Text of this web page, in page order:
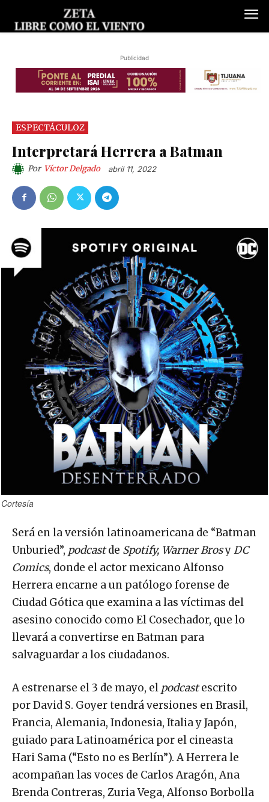
Publicidad
ESPECTÁCULOZ
Interpretará Herrera a Batman
Por Víctor Delgado abril 11, 2022
Cortesía
Será en la versión latinoamericana de “Batman
Unburied”, podcastde Spotify, Warner BrosyDC
Comics, donde el actor mexicano Alfonso
Herrera encarne a un patólogo forense de
Ciudad Gótica que examina a las víctimas del
asesino conocido como El Cosechador, que lo
llevará a convertirse en Batman para
salvaguardar a los ciudadanos.
A estrenarse el 3 de mayo, el podcastescrito
por David S. Goyer tendrá versiones en Brasil,
Francia, Alemania, Indonesia, Italia y Japón,
guiado para Latinoamérica por el cineasta
Hari Sama (“Esto no es Berlín”). A Herrera le
acompañan las voces de Carlos Aragón, Ana
Brenda Contreras, Zuria Vega, Alfonso Borbolla